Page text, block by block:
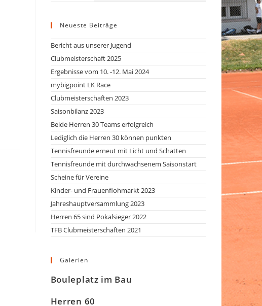
Neueste Beiträge
Bericht aus unserer Jugend
Clubmeisterschaft 2025
Ergebnisse vom 10. -12. Mai 2024
mybigpoint LK Race
Clubmeisterschaften 2023
Saisonbilanz 2023
Beide Herren 30 Teams erfolgreich
Lediglich die Herren 30 können punkten
Tennisfreunde erneut mit Licht und Schatten
Tennisfreunde mit durchwachsenem Saisonstart
Scheine für Vereine
Kinder- und Frauenflohmarkt 2023
Jahreshauptversammlung 2023
Herren 65 sind Pokalsieger 2022
TFB Clubmeisterschaften 2021
Galerien
Bouleplatz im Bau
Herren 60